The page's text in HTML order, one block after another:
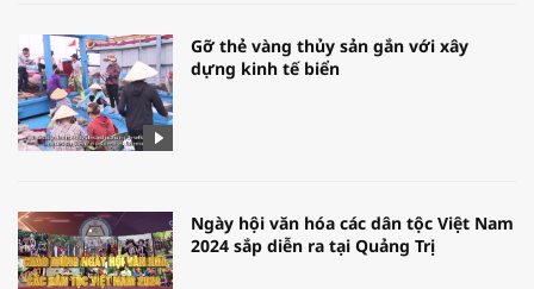
Gỡ thẻ vàng thủy sản gắn với xây
dựng kinh tế biển
Ngày hội văn hóa các dân tộc Việt Nam
2024 sắp diễn ra tại Quảng Trị